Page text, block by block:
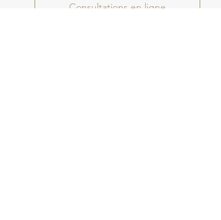
Consultations en ligne